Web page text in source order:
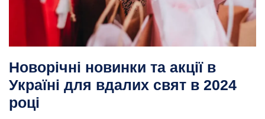
Новорічні новинки та акції в
Україні для вдалих свят в 2024
році